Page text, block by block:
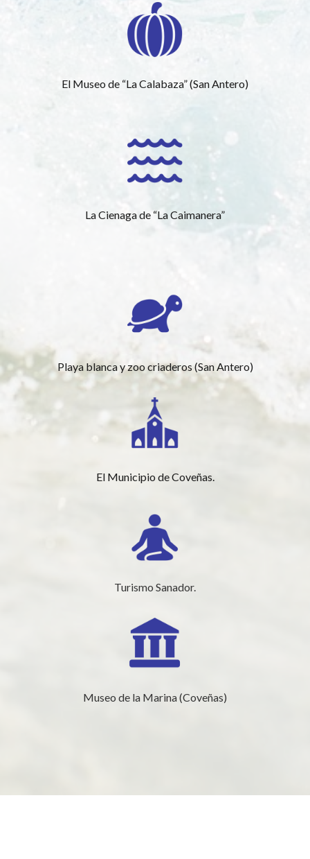
El Museo de “La Calabaza” (San Antero)
La Cienaga de “La Caimanera”
Playa blanca y zoo criaderos (San Antero)
El Municipio de Coveñas.
Turismo Sanador.
Museo de la Marina (Coveñas)